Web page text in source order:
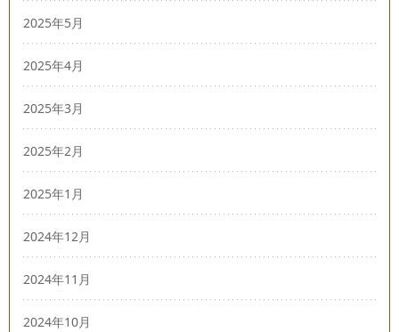
2025年5月
2025年4月
2025年3月
2025年2月
2025年1月
2024年12月
2024年11月
2024年10月